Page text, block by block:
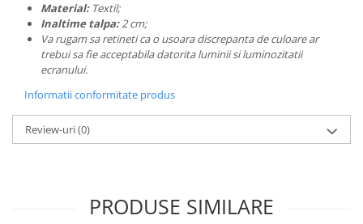
Material: Textil;
Inaltime talpa:2 cm;
Va rugam sa retineti ca o usoara discrepanta de culoare ar
trebui sa fie acceptabila datorita luminii si luminozitatii
ecranului.
Informatii conformitate produs
Review-uri(0)
PRODUSE SIMILARE